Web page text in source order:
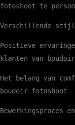
fotoshoot te
Verschillende
Positieve
klanten van
Het belang van
boudoir fotoshoot
Bewerkingsproces